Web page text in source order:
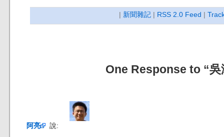
| 新聞雜記 | RSS 2.0 Feed |
One Response to “吳
阿亮 說: